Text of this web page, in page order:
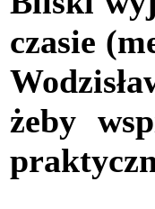
czasie
żeby